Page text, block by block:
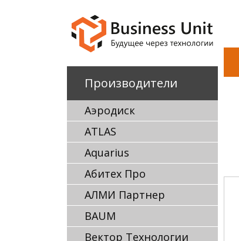
Производители
Аэродиск
ATLAS
Aquarius
Абитех Про
АЛМИ Партнер
BAUM
Вектор Технологии